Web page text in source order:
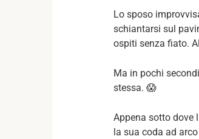
Lo sposo
schiantarsi sul
ospiti senza fiato.
Ma in pochi
stessa. 😱
Appena sotto dove
la sua coda ad